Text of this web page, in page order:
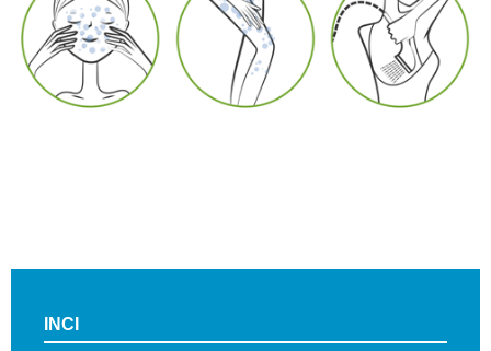
INCI